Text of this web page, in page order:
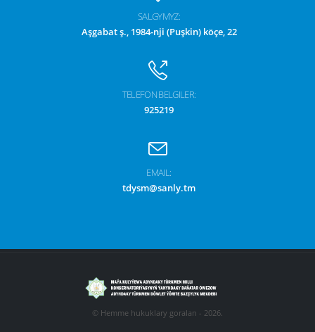
SALGYMYZ:
Aşgabat ş., 1984-nji (Puşkin) köçe, 22
TELEFON BELGILER:
925219
EMAIL:
tdysm@sanly.tm
© Hemme hukuklary goralan - 2026.